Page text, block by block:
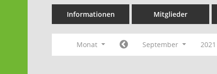
Informationen Mitglieder
Monat September 2021